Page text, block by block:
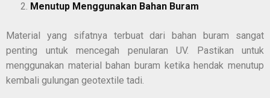
Menutup Menggunakan Bahan Buram
Material yang sifatnya terbuat dari bahan buram sangat
penting untuk mencegah penularan UV. Pastikan untuk
menggunakan material bahan buram ketika hendak menutup
kembali gulungan geotextile tadi.